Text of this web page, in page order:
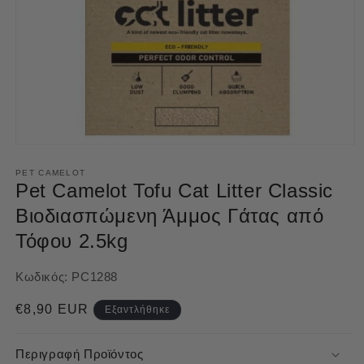
1
στο
βοηθητικό
παράθυρο
PET CAMELOT
Pet Camelot Tofu Cat Litter Classic
Βιοδιασπώμενη Άμμος Γάτας από
Τόφου 2.5kg
Κωδικός: PC1288
Κανονική
€8,90 EUR Εξαντλήθηκε
Περιγραφή Προϊόντος